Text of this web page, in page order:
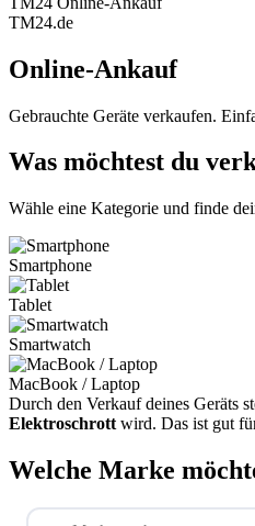
TM24.de
Online-Ankauf
Gebrauchte Geräte verkaufen.
Was möchtest du
Wähle eine Kategorie und finde
Smartphone
Tablet
Smartwatch
MacBook / Laptop
Durch den Verkauf deines Geräts
Elektroschrott wird. Das ist gut
Welche Marke